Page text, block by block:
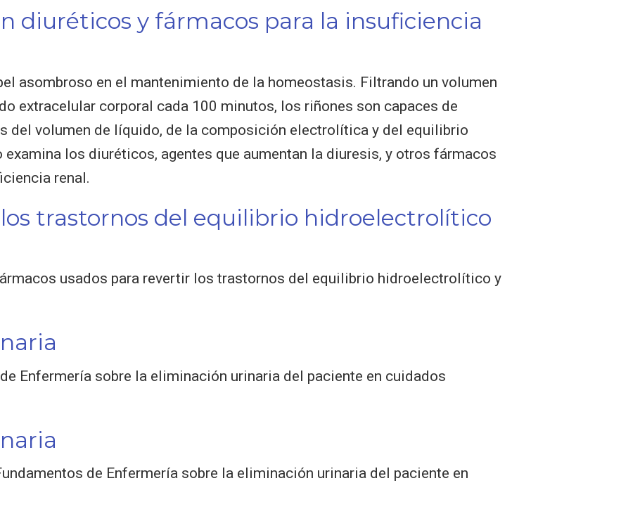
diuréticos y fármacos para la insuficiencia
asombroso en el mantenimiento de la homeostasis. Filtrando un volumen
extracelular corporal cada 100 minutos, los riñones son capaces de
del volumen de líquido, de la composición electrolítica y del equilibrio
los diuréticos, agentes que aumentan la diuresis, y otros fármacos
renal.
trastornos del equilibrio hidroelectrolítico
usados para revertir los trastornos del equilibrio hidroelectrolítico y
Enfermería sobre la eliminación urinaria del paciente en cuidados
de Enfermería sobre la eliminación urinaria del paciente en